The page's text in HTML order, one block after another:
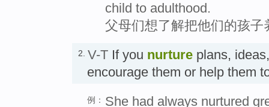
child to adulthood.
父母们想了解把他们的孩
2. V-T If you nurture plans,
encourage them or help them
例： She had always nurtured